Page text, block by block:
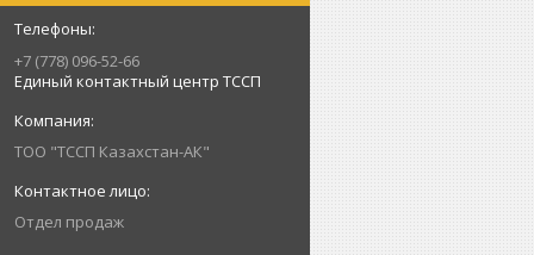
+7 (778) 096-52-66
Единый контактный центр ТССП
ТОО "ТССП Казахстан-АК"
Отдел продаж